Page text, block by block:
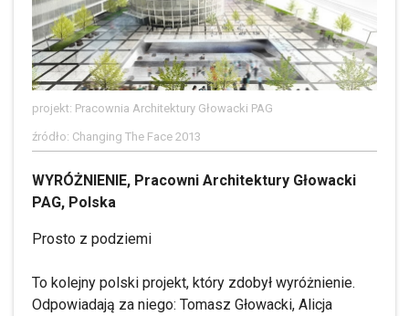
projekt: Pracownia Architektury Głowacki PAG
źródło: Changing The Face 2013
WYRÓŻNIENIE, Pracowni Architektury Głowacki
PAG, Polska
Prosto z podziemi
To kolejny polski projekt, który zdobył wyróżnienie.
Odpowiadają za niego: Tomasz Głowacki, Alicja